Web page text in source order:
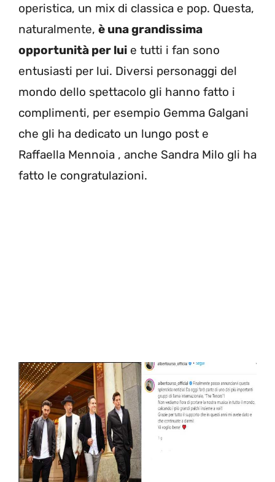
operistica, un mix di classica e pop. Questa,
naturalmente, è una grandissima
opportunità per lui e tutti i fan sono
entusiasti per lui. Diversi personaggi del
mondo dello spettacolo gli hanno fatto i
complimenti, per esempio Gemma Galgani
che gli ha dedicato un lungo post e
Raffaella Mennoia , anche Sandra Milo gli ha
fatto le congratulazioni.